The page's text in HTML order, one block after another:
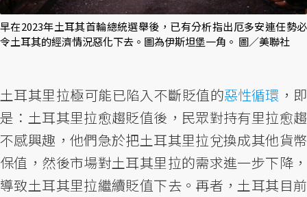
早在2023年土耳其首輪總統選舉後，已有分析指出厄多安連任勢必
令土耳其的經濟情況惡化下去。圖為伊斯坦堡一角。 圖／美聯社
土耳其里拉極可能已陷入不斷貶值的惡性循環 ，即
是：土耳其里拉愈趨貶值後，民眾對持有里拉愈趨
不感興趣，他們急於把土耳其里拉兌換成其他貨幣
保值，然後市場對土耳其里拉的需求進一步下降，
導致土耳其里拉繼續貶值下去。再者，土耳其目前